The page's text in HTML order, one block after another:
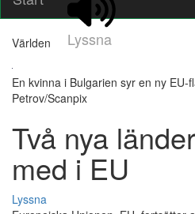
Lyssna
Världen
En kvinna i Bulgarien syr en ny EU-
Petrov/Scanpix
Två nya
med i EU
Lyssna